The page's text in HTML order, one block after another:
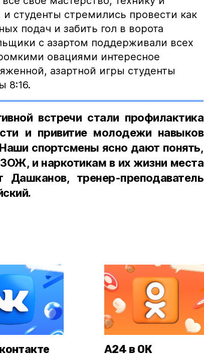
студенты стремились провести как
подач и забить гол в ворота
с азартом поддерживали всех
овациями интересное
азартной игры студенты
8:16.
встречи стали профилактика
и привитие молодежи навыков
спортсмены ясно дают понять,
и наркотикам в их жизни места
Дашканов, тренер-преподаватель
А24 в ОК